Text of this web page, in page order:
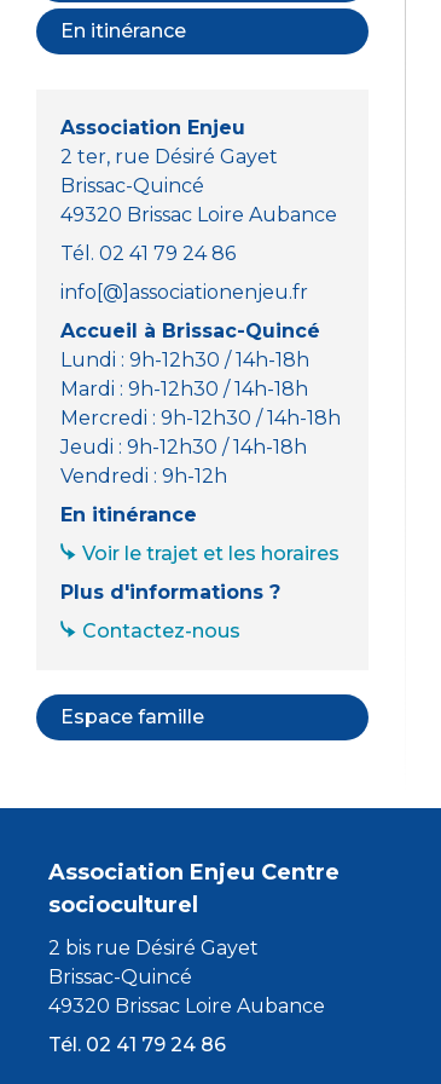
En itinérance
Association Enjeu
2 ter, rue Désiré Gayet
Brissac-Quincé
49320 Brissac Loire Aubance
Tél. 02 41 79 24 86
info[@]associationenjeu.fr
Accueil à Brissac-Quincé
Lundi : 9h-12h30 / 14h-18h
Mardi : 9h-12h30 / 14h-18h
Mercredi : 9h-12h30 / 14h-18h
Jeudi : 9h-12h30 / 14h-18h
Vendredi : 9h-12h
En itinérance
Voir le trajet et les horaires
Plus d'informations ?
Contactez-nous
Espace famille
Association Enjeu Centre
socioculturel
2 bis rue Désiré Gayet
Brissac-Quincé
49320 Brissac Loire Aubance
Tél. 02 41 79 24 86